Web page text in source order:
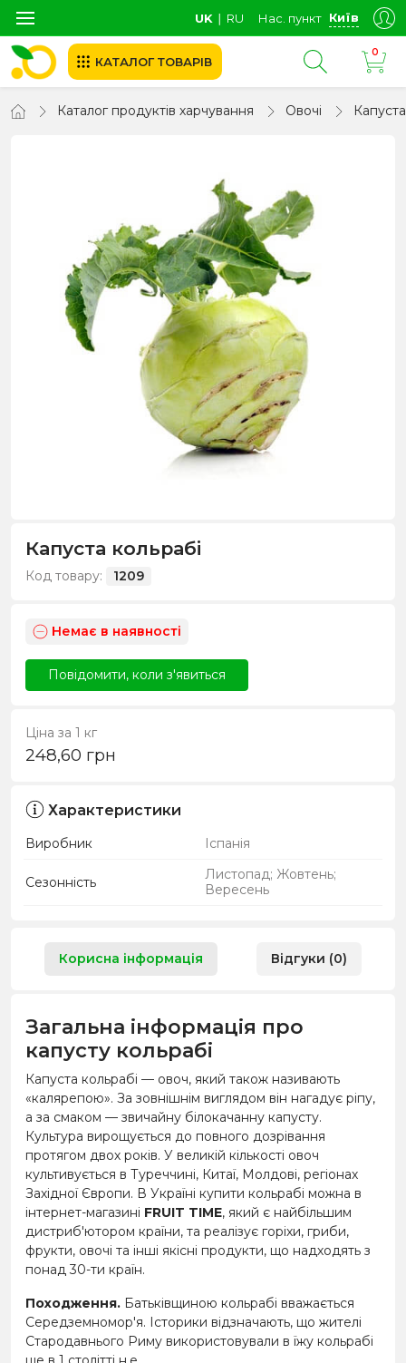
UK ∣ RU Нас. пункт Київ
КАТАЛОГ ТОВАРІВ
0
Каталог продуктів харчування Овочі Капуста
Капуста кольрабі
Код товару: 1209
Немає в наявності
Повідомити, коли з'явиться
Ціна за 1 кг
248,60 грн
Характеристики
Виробник Іспанія
Сезонність
Листопад; Жовтень;
Вересень
Корисна інформація Відгуки (0)
Загальна інформація про
капусту кольрабі
Капуста кольрабі — овоч, який також називають
«калярепою». За зовнішнім виглядом він нагадує ріпу,
а за смаком — звичайну білокачанну капусту.
Культура вирощується до повного дозрівання
протягом двох років. У великій кількості овоч
культивується в Туреччині, Китаї, Молдові, регіонах
Західної Європи. В Україні купити кольрабі можна в
інтернет-магазині FRUIT TIME, який є найбільшим
дистриб'ютором країни, та реалізує горіхи, гриби,
фрукти, овочі та інші якісні продукти, що надходять з
понад 30-ти країн.
Походження. Батьківщиною кольрабі вважається
Середземномор'я. Історики відзначають, що жителі
Стародавнього Риму використовували в їжу кольрабі